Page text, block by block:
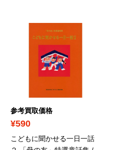
参考買取価格
¥590
こどもに聞かせる一日一話